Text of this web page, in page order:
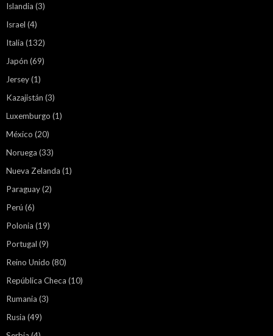
Islandia (3)
Israel (4)
Italia (132)
Japón (69)
Jersey(1)
Kazajistán (3)
Luxemburgo (1)
México (20)
Noruega (33)
Nueva Zelanda (1)
Paraguay(2)
Perú (6)
Polonia (19)
Portugal (9)
Reino Unido (80)
República Checa (10)
Rumania (3)
Rusia (49)